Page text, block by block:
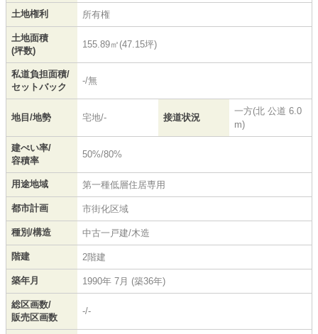
土地権利 所有権
土地面積
(坪数)
155.89㎡(47.15坪)
私道負担面積/
セットバック
-/無
地目/地勢 宅地/- 接道状況
一方(北 公道 6.0
m)
建ぺい率/
容積率
50%/80%
用途地域 第一種低層住居専用
都市計画 市街化区域
種別/構造 中古一戸建/木造
階建 2階建
築年月 1990年 7月 (築36年)
総区画数/
販売区画数
-/-